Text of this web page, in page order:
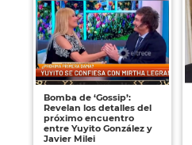
Bomba de ‘Gossip’:
Revelan los detalles del
próximo encuentro
entre Yuyito González y
Javier Milei